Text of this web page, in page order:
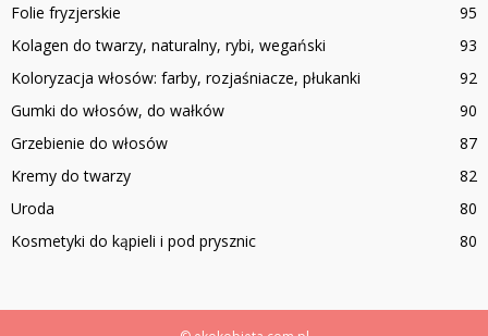
Folie fryzjerskie
95
Kolagen do twarzy, naturalny, rybi, wegański
93
Koloryzacja włosów: farby, rozjaśniacze, płukanki
92
Gumki do włosów, do wałków
90
Grzebienie do włosów
87
Kremy do twarzy
82
Uroda
80
Kosmetyki do kąpieli i pod prysznic
80